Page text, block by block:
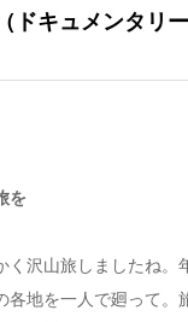
ドキュメンタリー
を
沢山旅しましたね。
各地を一人で廻って。